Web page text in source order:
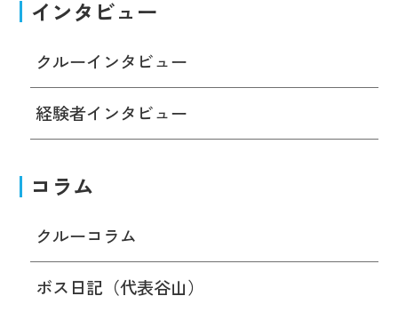
インタビュー
クルーインタビュー
経験者インタビュー
コラム
クルーコラム
ボス日記（代表谷山）